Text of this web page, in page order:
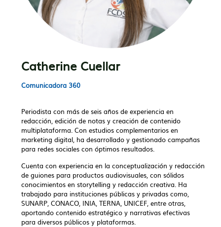
Catherine Cuellar
Comunicadora 360
Periodista con más de seis años de experiencia en
redacción, edición de notas y creación de contenido
multiplataforma. Con estudios complementarios en
marketing digital, ha desarrollado y gestionado campañas
para redes sociales con óptimos resultados.
Cuenta con experiencia en la conceptualización y redacción
de guiones para productos audiovisuales, con sólidos
conocimientos en storytelling y redacción creativa. Ha
trabajado para instituciones públicas y privadas como,
SUNARP, CONACO, INIA, TERNA, UNICEF, entre otras,
aportando contenido estratégico y narrativas efectivas
para diversos públicos y plataformas.